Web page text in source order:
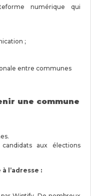
numérique qui
;
entre communes
une commune
aux élections
l’adresse :